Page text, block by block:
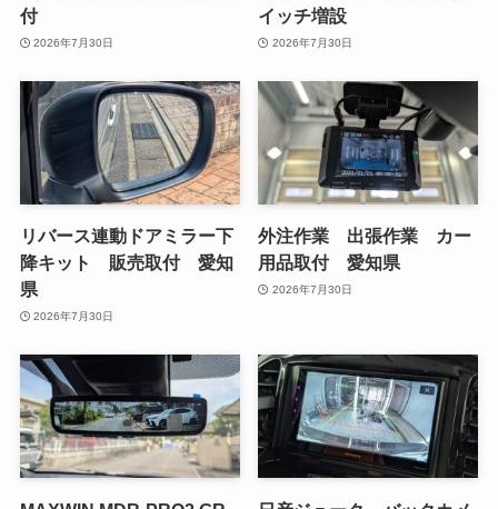
付
2026年7月30日
イッチ増設
2026年7月30日
リバース連動ドアミラー下
降キット 販売取付 愛知
県
2026年7月30日
外注作業 出張作業 カー
用品取付 愛知県
2026年7月30日